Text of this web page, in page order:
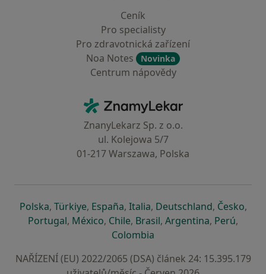
Ceník
Pro specialisty
Pro zdravotnická zařízení
Noa Notes
Novinka
Centrum nápovědy
ZnamyLekar - Hlavní stránka
ZnanyLekarz Sp. z o.o.
ul. Kolejowa 5/7
01-217 Warszawa, Polska
Polskase otevře v nové záložce
, Türkiyese otevře v nové záložce
, Españase otevře v nové záložce
, Italiase otevře v nové záložce
, Deutschlandse otevře v
, Českose
,
Portugalse otevře v nové záložce
, Méxicose otevře v nové záložce
, Chilese otevře v nové záložce
, Brasilse otevře v nové
, Argentinase otevře v
, Perúse
,
Colombia
NAŘÍZENÍ (EU) 2022/2065 (DSA) článek 24: 15.395.179